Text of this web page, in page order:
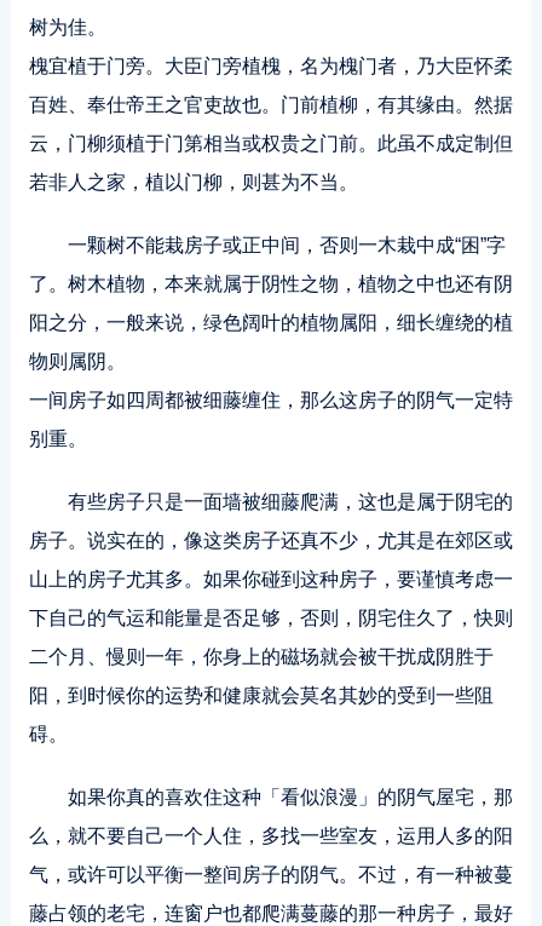
树为佳。
槐宜植于门旁。大臣门旁植槐，名为槐门者，乃大臣怀柔
百姓、奉仕帝王之官吏故也。门前植柳，有其缘由。然据
云，门柳须植于门第相当或权贵之门前。此虽不成定制但
若非人之家，植以门柳，则甚为不当。
一颗树不能栽房子或正中间，否则一木栽中成“困”字
了。树木植物，本来就属于阴性之物，植物之中也还有阴
阳之分，一般来说，绿色阔叶的植物属阳，细长缠绕的植
物则属阴。
一间房子如四周都被细藤缠住，那么这房子的阴气一定特
别重。
有些房子只是一面墙被细藤爬满，这也是属于阴宅的
房子。说实在的，像这类房子还真不少，尤其是在郊区或
山上的房子尤其多。如果你碰到这种房子，要谨慎考虑一
下自己的气运和能量是否足够，否则，阴宅住久了，快则
二个月、慢则一年，你身上的磁场就会被干扰成阴胜于
阳，到时候你的运势和健康就会莫名其妙的受到一些阻
碍。
如果你真的喜欢住这种「看似浪漫」的阴气屋宅，那
么，就不要自己一个人住，多找一些室友，运用人多的阳
气，或许可以平衡一整间房子的阴气。不过，有一种被蔓
藤占领的老宅，连窗户也都爬满蔓藤的那一种房子，最好